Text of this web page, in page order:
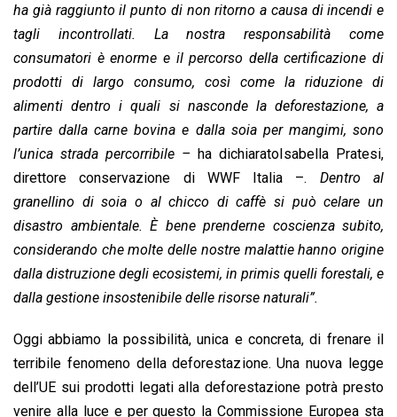
ha già raggiunto il punto di non ritorno a causa di incendi e
tagli incontrollati. La nostra responsabilità come
consumatori è enorme e il percorso della certificazione di
prodotti di largo consumo, così come la riduzione di
alimenti dentro i quali si nasconde la deforestazione, a
partire dalla carne bovina e dalla soia per mangimi, sono
l’unica strada percorribile – ha dichiaratoIsabella Pratesi,
direttore conservazione di WWF Italia –. Dentro al
granellino di soia o al chicco di caffè si può celare un
disastro ambientale. È bene prenderne coscienza subito,
considerando che molte delle nostre malattie hanno origine
dalla distruzione degli ecosistemi, in primis quelli forestali, e
dalla gestione insostenibile delle risorse naturali”.
Oggi abbiamo la possibilità, unica e concreta, di frenare il
terribile fenomeno della deforestazione. Una nuova legge
dell’UE sui prodotti legati alla deforestazione potrà presto
venire alla luce e per questo la Commissione Europea sta